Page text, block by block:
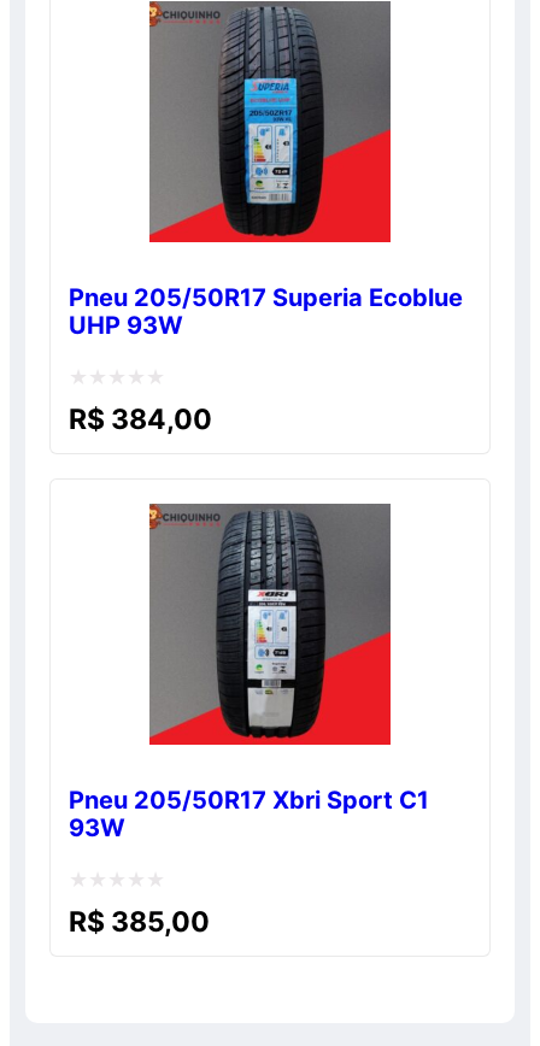
Pneu 205/50R17 Superia Ecoblue
UHP 93W
Avaliação
R$ 384,00
Pneu 205/50R17 Xbri Sport C1
93W
Avaliação
R$ 385,00